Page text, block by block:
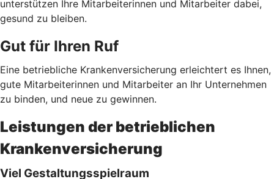
unterstützen Ihre Mitarbeiterinnen und Mitarbeiter dabei,
gesund zu bleiben.
Gut für Ihren Ruf
Eine betriebliche Krankenversicherung erleichtert es Ihnen,
gute Mitarbeiterinnen und Mitarbeiter an Ihr Unternehmen
zu binden, und neue zu gewinnen.
Leistungen der betrieblichen
Krankenversicherung
Viel Gestaltungsspielraum